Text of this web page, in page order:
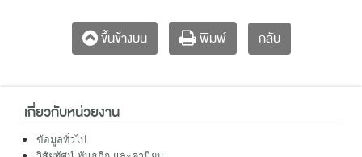
ขึ้นข้างบน พิมพ์ กลับ
เกี่ยวกับหน่วยงาน
ข้อมูลทั่วไป